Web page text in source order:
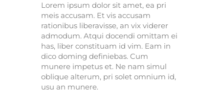
Lorem ipsum dolor sit amet, ea pri
meis accusam. Et vis accusam
rationibus liberavisse, an vix viderer
admodum. Atqui docendi omittam ei
has, liber constituam id vim. Eam in
dico doming definiebas. Cum
munere impetus et. Ne nam simul
oblique alterum, pri solet omnium id,
usu an munere.